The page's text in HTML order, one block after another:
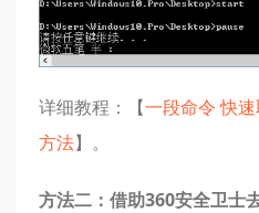
详细教程：【一段命令 快
方法】。
方法二：借助360安全卫士